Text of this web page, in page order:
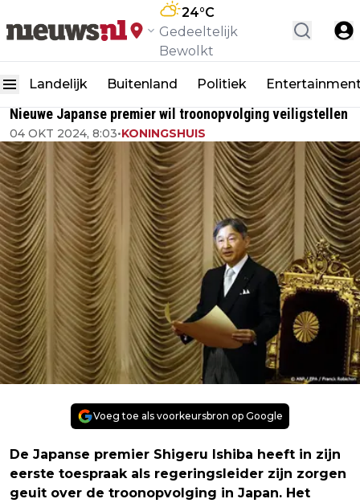
24°C
Gedeeltelijk
Bewolkt
Landelijk Buitenland Politiek
Nieuwe Japanse premier wil troonopvolging veiligstellen
04 OKT 2024, 8:03•KONINGSHUIS
Voeg toe als voorkeursbron op Google
De Japanse premier Shigeru Ishiba heeft in zijn
eerste toespraak als regeringsleider zijn zorgen
geuit over de troonopvolging in Japan. Het